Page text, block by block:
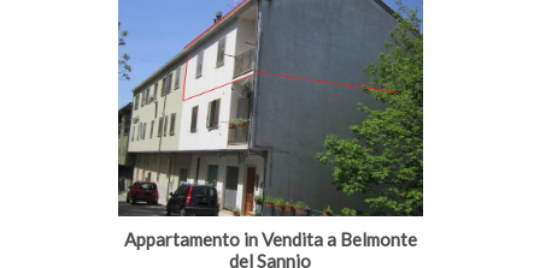
Appartamento in Vendita a Belmonte
del Sannio